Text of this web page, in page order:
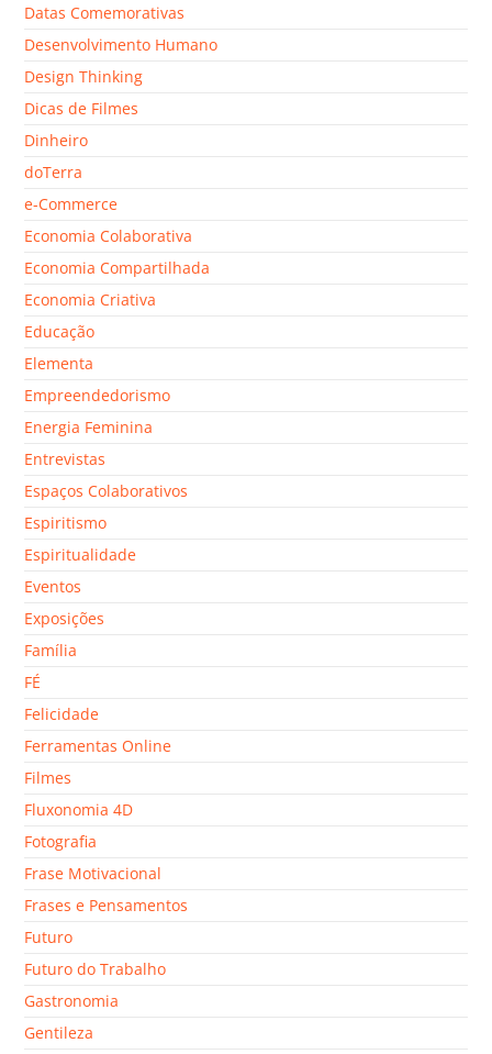
Datas Comemorativas
Desenvolvimento Humano
Design Thinking
Dicas de Filmes
Dinheiro
doTerra
e-Commerce
Economia Colaborativa
Economia Compartilhada
Economia Criativa
Educação
Elementa
Empreendedorismo
Energia Feminina
Entrevistas
Espaços Colaborativos
Espiritismo
Espiritualidade
Eventos
Exposições
Família
FÉ
Felicidade
Ferramentas Online
Filmes
Fluxonomia 4D
Fotografia
Frase Motivacional
Frases e Pensamentos
Futuro
Futuro do Trabalho
Gastronomia
Gentileza